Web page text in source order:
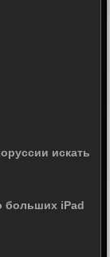
искать
больших iPad